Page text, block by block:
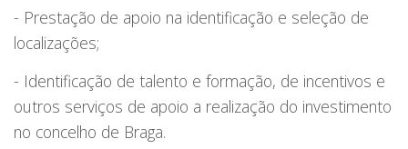
- Prestação de apoio na identificação e seleção de
localizações;
- Identificação de talento e formação, de incentivos e
outros serviços de apoio a realização do investimento
no concelho de Braga.